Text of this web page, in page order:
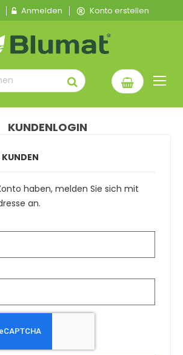
Anmelden Konto erstellen
KUNDENLOGIN
KUNDEN
haben, melden Sie sich mit
an.